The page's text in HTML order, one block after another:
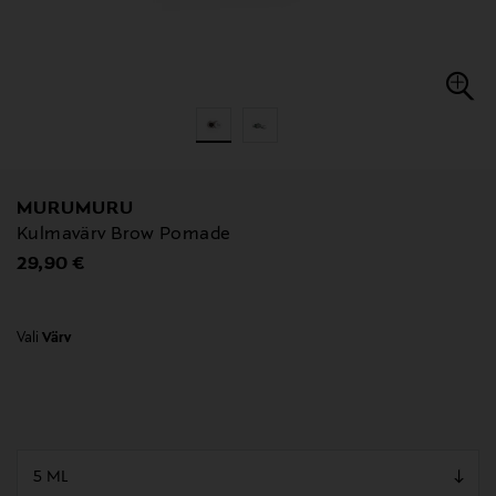
MURUMURU
Kulmavärv Brow Pomade
Original Price
29,90 €
Vali Värv